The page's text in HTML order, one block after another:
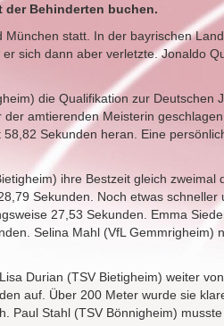
der Behinderten buchen.
statt. In der bayrischen
sich dann aber verletzte. Jonaldo
die Qualifikation zur Deutschen
amtierenden Meisterin
Sekunden heran. Eine
ihre Bestzeit gleich
Sekunden. Noch etwas
27,53 Sekunden. Emma
Selina Mahl (VfL Gemmrigheim)
Durian (TSV Bietigheim) weiter
auf. Über 200 Meter wurde sie
Paul Stahl (TSV Bönnigheim)